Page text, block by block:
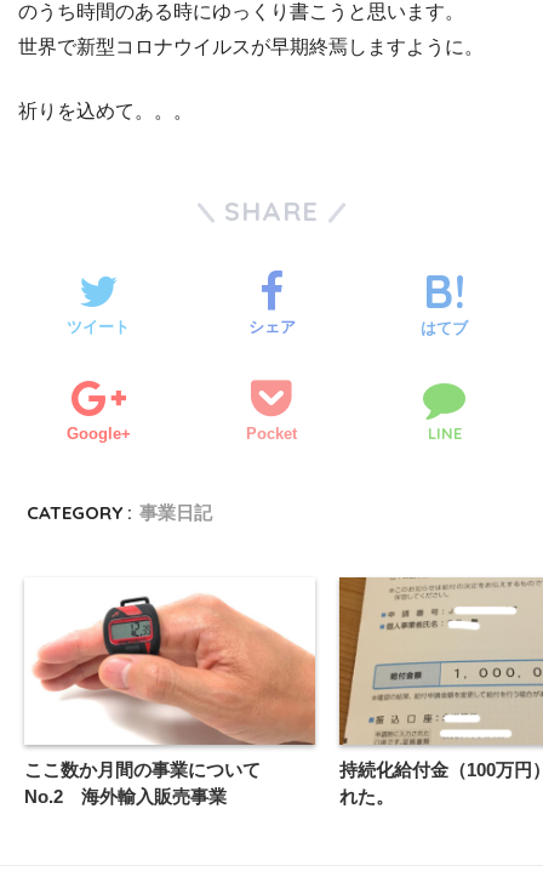
のうち時間のある時にゆっくり書こうと思います。
世界で新型コロナウイルスが早期終焉しますように。
祈りを込めて。。。
SHARE
ツイート シェア はてブ
Google+ Pocket LINE
CATEGORY : 事業日記
ここ数か月間の事業について
No.2 海外輸入販売事業
持続化給付金（100万円
れた。